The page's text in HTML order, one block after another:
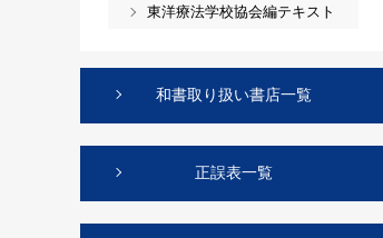
東洋療法学校協会編テキスト
和書取り扱い書店一覧
正誤表一覧